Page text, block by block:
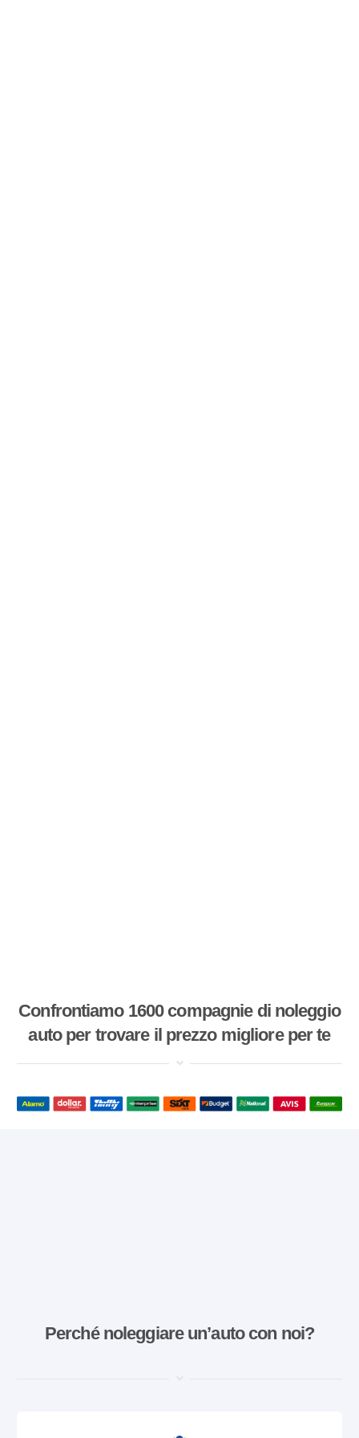
Confrontiamo 1600 compagnie di noleggio
auto per trovare il prezzo migliore per te
Perché noleggiare un’auto con noi?